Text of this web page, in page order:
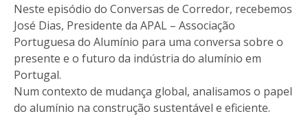
Neste episódio do Conversas de Corredor, recebemos
José Dias, Presidente da APAL – Associação
Portuguesa do Alumínio para uma conversa sobre o
presente e o futuro da indústria do alumínio em
Portugal.
Num contexto de mudança global, analisamos o papel
do alumínio na construção sustentável e eficiente.